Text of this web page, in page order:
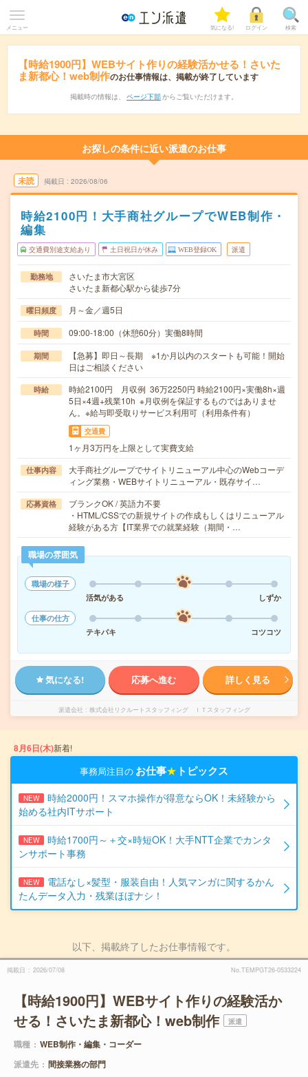
メニュー 気になる! ログイン 検索
【時給1900円】WEBサイト作りの経験活かせる！さいた
ま新都心！web制作のお仕事情報は、掲載が終了しています
掲載時の情報は、 ページ下部 からご覧いただけます。
お探しの条件に近い派遣のお仕事
未読 掲載日 2026/08/06
時給2100円！大手商社グループでWEB制作・
編集
交通費別途支給あり 土日祝日が休み WEB登録OK 派遣
勤務地
さいたま市大宮区
さいたま新都心駅から徒歩7分
曜日頻度 月～金／週5日
時間 09:00-18:00（休憩60分）実働8時間
期間
【急募】即日～長期 ※1か月以内のスタートも可能！開始
日はご相談ください
時給
時給2100円 月収例 36万2250円 時給2100円×実働8h×週
5日×4週+残業10h ※月収例を保証するものではありませ
ん。※給与即受取りサービス利用可（利用条件有）
交通費
1ヶ月3万円を上限として実費支給
仕事内容
大手商社グループでサイトリニューアル中心のWebコーデ
ィング業務・WEBサイトリニューアル・既存サイ…
応募資格
ブランクOK / 英語力不要
・HTML/CSSでの新規サイトの作成もしくはリニューアル
経験がある方【IT業界での就業経験（期間・…
職場の雰囲気
職場の様子
活気がある
しずか
仕事の仕方
テキパキ
コツコツ
気になる! 応募へ進む 詳しく見る
派遣会社 株式会社リクルートスタッフィング ＩＴスタッフィング
8月6日(木)新着!
事務局注目の お仕事★ トピックス
NEW
時給2000円！スマホ操作が得意ならOK！未経験から
始める社内ITサポート
NEW
時給1700円～＋交×時短OK！大手NTT企業でカンタ
ンサポート事務
NEW
電話なし×髪型・服装自由！人気マンガに関するかん
たんデータ入力・残業ほぼナシ！
以下、掲載終了したお仕事情報です。
掲載日 2026/07/08 No.TEMPGT26-0533224
【時給1900円】WEBサイト作りの経験活か
せる！さいたま新都心！web制作
派遣
職種
WEB制作・編集・コーダー
派遣先
間接業務の部門